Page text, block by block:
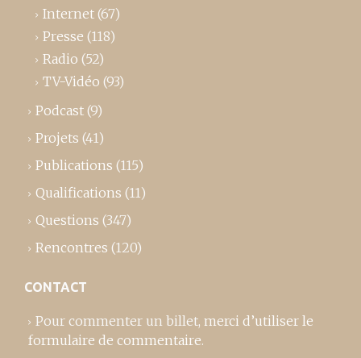
Internet (67)
Presse (118)
Radio (52)
TV-Vidéo (93)
Podcast (9)
Projets (41)
Publications (115)
Qualifications (11)
Questions (347)
Rencontres (120)
CONTACT
Pour commenter un billet, merci d’utiliser le
formulaire de commentaire.